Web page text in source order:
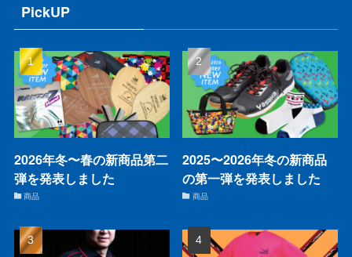
PickUP
2026年冬〜春の新商品第二
弾を発表しました
商品
2025〜2026年冬の新商品
の第一弾を発表しました
商品